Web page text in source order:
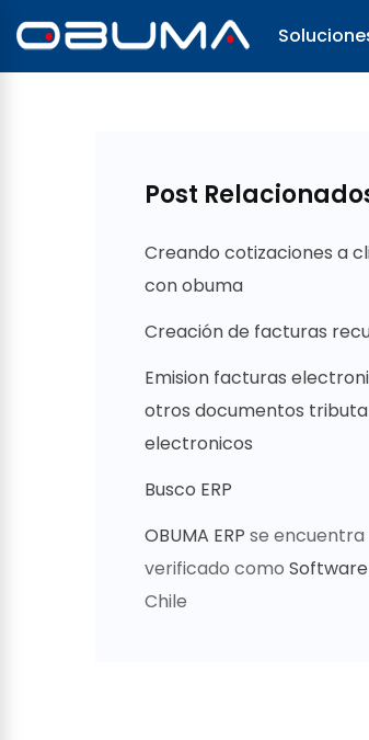
Post
Creando cotizaciones a
con obuma
Creación de facturas
Emision facturas
otros documentos
electronicos
Busco ERP
OBUMA ERP se encuentra
verificado como Software
Chile